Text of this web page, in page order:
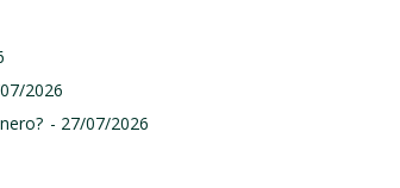
2026
- 27/07/2026